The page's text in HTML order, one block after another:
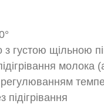
густою щільною
молока
регулюванням